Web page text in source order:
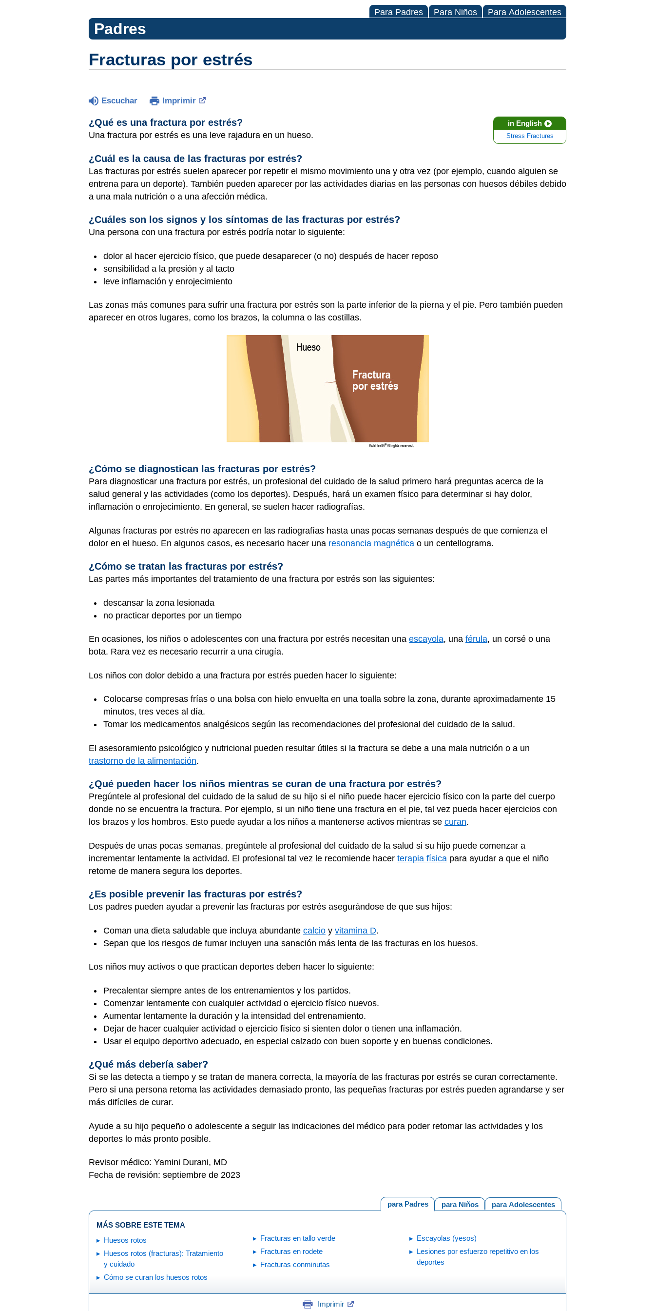
Para Padres Para Niños Para Adolescentes
Padres
Fracturas por estrés
Escuchar Imprimir
in English
Stress Fractures
¿Qué es una fractura por estrés?
Una fractura por estrés es una leve rajadura en un hueso.
¿Cuál es la causa de las fracturas por estrés?
Las fracturas por estrés suelen aparecer por repetir el mismo movimiento una y otra vez (por ejemplo, cuando alguien se
entrena para un deporte). También pueden aparecer por las actividades diarias en las personas con huesos débiles debido
a una mala nutrición o a una afección médica.
¿Cuáles son los signos y los síntomas de las fracturas por estrés?
Una persona con una fractura por estrés podría notar lo siguiente:
dolor al hacer ejercicio físico, que puede desaparecer (o no) después de hacer reposo
sensibilidad a la presión y al tacto
leve inflamación y enrojecimiento
Las zonas más comunes para sufrir una fractura por estrés son la parte inferior de la pierna y el pie. Pero también pueden
aparecer en otros lugares, como los brazos, la columna o las costillas.
¿Cómo se diagnostican las fracturas por estrés?
Para diagnosticar una fractura por estrés, un profesional del cuidado de la salud primero hará preguntas acerca de la
salud general y las actividades (como los deportes). Después, hará un examen físico para determinar si hay dolor,
inflamación o enrojecimiento. En general, se suelen hacer radiografías.
Algunas fracturas por estrés no aparecen en las radiografías hasta unas pocas semanas después de que comienza el
dolor en el hueso. En algunos casos, es necesario hacer una resonancia magnética o un centellograma.
¿Cómo se tratan las fracturas por estrés?
Las partes más importantes del tratamiento de una fractura por estrés son las siguientes:
descansar la zona lesionada
no practicar deportes por un tiempo
En ocasiones, los niños o adolescentes con una fractura por estrés necesitan una escayola, una férula, un corsé o una
bota. Rara vez es necesario recurrir a una cirugía.
Los niños con dolor debido a una fractura por estrés pueden hacer lo siguiente:
Colocarse compresas frías o una bolsa con hielo envuelta en una toalla sobre la zona, durante aproximadamente 15
minutos, tres veces al día.
Tomar los medicamentos analgésicos según las recomendaciones del profesional del cuidado de la salud.
El asesoramiento psicológico y nutricional pueden resultar útiles si la fractura se debe a una mala nutrición o a un
trastorno de la alimentación.
¿Qué pueden hacer los niños mientras se curan de una fractura por estrés?
Pregúntele al profesional del cuidado de la salud de su hijo si el niño puede hacer ejercicio físico con la parte del cuerpo
donde no se encuentra la fractura. Por ejemplo, si un niño tiene una fractura en el pie, tal vez pueda hacer ejercicios con
los brazos y los hombros. Esto puede ayudar a los niños a mantenerse activos mientras se curan.
Después de unas pocas semanas, pregúntele al profesional del cuidado de la salud si su hijo puede comenzar a
incrementar lentamente la actividad. El profesional tal vez le recomiende hacer terapia física para ayudar a que el niño
retome de manera segura los deportes.
¿Es posible prevenir las fracturas por estrés?
Los padres pueden ayudar a prevenir las fracturas por estrés asegurándose de que sus hijos:
Coman una dieta saludable que incluya abundante calcio y vitamina D.
Sepan que los riesgos de fumar incluyen una sanación más lenta de las fracturas en los huesos.
Los niños muy activos o que practican deportes deben hacer lo siguiente:
Precalentar siempre antes de los entrenamientos y los partidos.
Comenzar lentamente con cualquier actividad o ejercicio físico nuevos.
Aumentar lentamente la duración y la intensidad del entrenamiento.
Dejar de hacer cualquier actividad o ejercicio físico si sienten dolor o tienen una inflamación.
Usar el equipo deportivo adecuado, en especial calzado con buen soporte y en buenas condiciones.
¿Qué más debería saber?
Si se las detecta a tiempo y se tratan de manera correcta, la mayoría de las fracturas por estrés se curan correctamente.
Pero si una persona retoma las actividades demasiado pronto, las pequeñas fracturas por estrés pueden agrandarse y ser
más difíciles de curar.
Ayude a su hijo pequeño o adolescente a seguir las indicaciones del médico para poder retomar las actividades y los
deportes lo más pronto posible.
Revisor médico: Yamini Durani, MD
Fecha de revisión: septiembre de 2023
para Adolescentes
para Niños
para Padres
MÁS SOBRE ESTE TEMA
Huesos rotos
Huesos rotos (fracturas): Tratamiento
y cuidado
Cómo se curan los huesos rotos
Fracturas en tallo verde
Fracturas en rodete
Fracturas conminutas
Escayolas (yesos)
Lesiones por esfuerzo repetitivo en los
deportes
Imprimir